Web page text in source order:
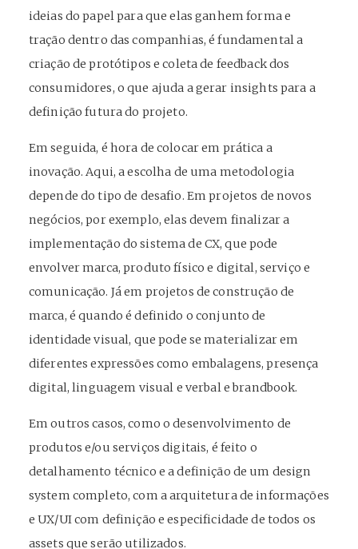
ideias do papel para que elas ganhem forma e
tração dentro das companhias, é fundamental a
criação de protótipos e coleta de feedback dos
consumidores, o que ajuda a gerar insights para a
definição futura do projeto.
Em seguida, é hora de colocar em prática a
inovação. Aqui, a escolha de uma metodologia
depende do tipo de desafio. Em projetos de novos
negócios, por exemplo, elas devem finalizar a
implementação do sistema de CX, que pode
envolver marca, produto físico e digital, serviço e
comunicação. Já em projetos de construção de
marca, é quando é definido o conjunto de
identidade visual, que pode se materializar em
diferentes expressões como embalagens, presença
digital, linguagem visual e verbal e brandbook.
Em outros casos, como o desenvolvimento de
produtos e/ou serviços digitais, é feito o
detalhamento técnico e a definição de um design
system completo, com a arquitetura de informações
e UX/UI com definição e especificidade de todos os
assets que serão utilizados.